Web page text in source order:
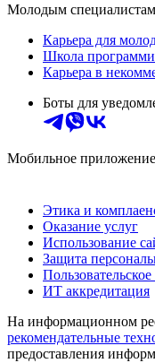
Молодым специалистам
Карьера для
Школа
Карьера в
Боты для
Мобильное приложение
Этика и
Оказание услуг
Использование
Защита
ИТ аккредитация
На информационном
рекомендательные
предоставления